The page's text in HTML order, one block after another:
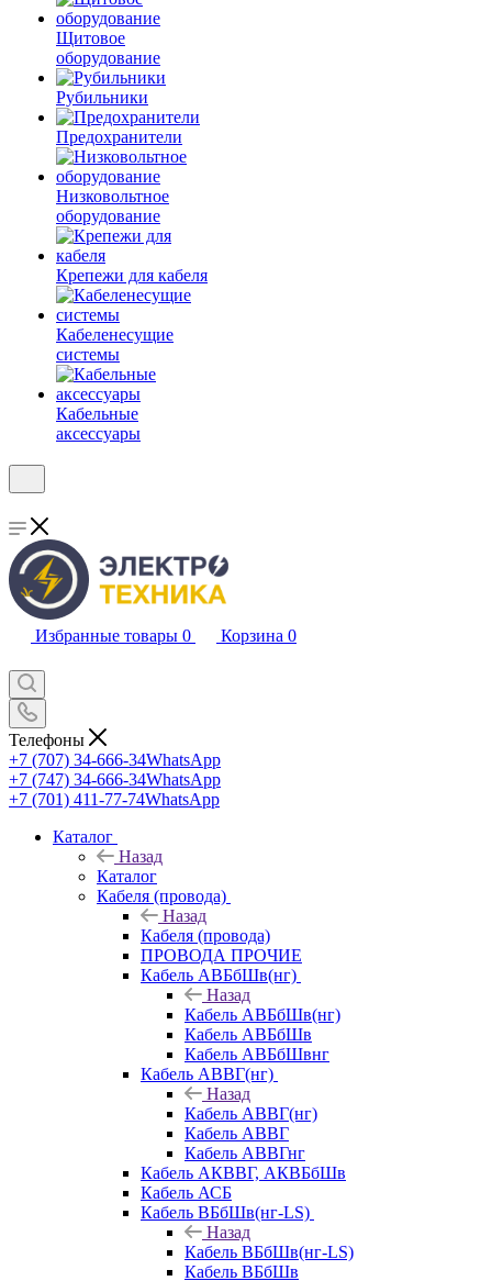
Щитовое
оборудование
Рубильники
Предохранители
Низковольтное
оборудование
Крепежи для кабеля
Кабеленесущие
системы
Кабельные
аксессуары
Избранные товары 0 Корзина 0
Телефоны
+7 (707) 34-666-34WhatsApp
+7 (747) 34-666-34WhatsApp
+7 (701) 411-77-74WhatsApp
Каталог
Назад
Каталог
Кабеля (провода)
Назад
Кабеля (провода)
ПРОВОДА ПРОЧИЕ
Кабель АВБбШв(нг)
Назад
Кабель АВБбШв(нг)
Кабель АВБбШв
Кабель АВБбШвнг
Кабель АВВГ(нг)
Назад
Кабель АВВГ(нг)
Кабель АВВГ
Кабель АВВГнг
Кабель АКВВГ, АКВБбШв
Кабель АСБ
Кабель ВБбШв(нг-LS)
Назад
Кабель ВБбШв(нг-LS)
Кабель ВБбШв